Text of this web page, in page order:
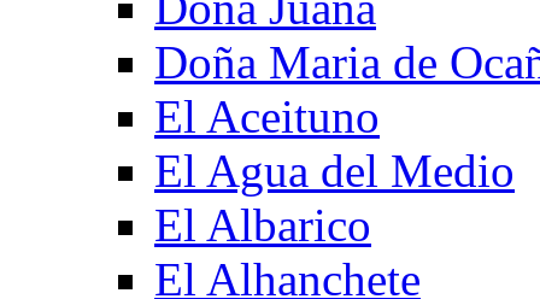
Doña Maria de
El Aceituno
El Agua del Medio
El Albarico
El Alhanchete